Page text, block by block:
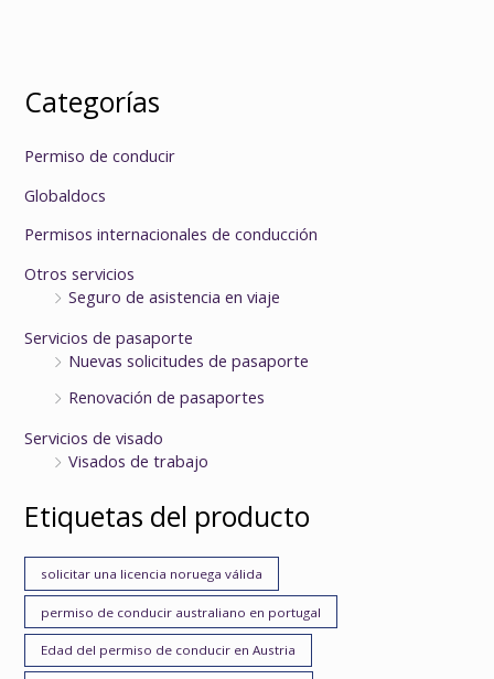
Categorías
Permiso de conducir
Globaldocs
Permisos internacionales de conducción
Otros servicios
Seguro de asistencia en viaje
Servicios de pasaporte
Nuevas solicitudes de pasaporte
Renovación de pasaportes
Servicios de visado
Visados de trabajo
Etiquetas del producto
solicitar una licencia noruega válida
permiso de conducir australiano en portugal
Edad del permiso de conducir en Austria